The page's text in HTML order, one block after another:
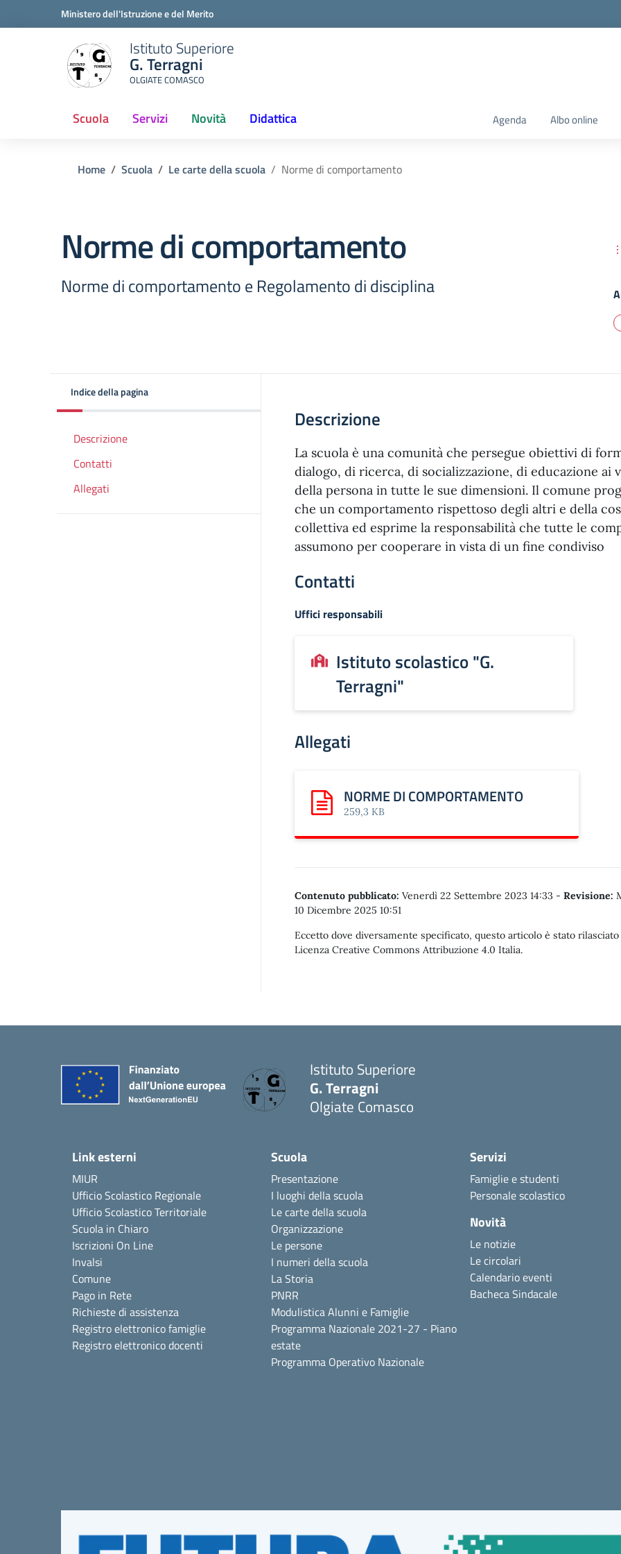
Ministero dell'Istruzione e del Merito
Istituto Superiore
G. Terragni
OLGIATE COMASCO
Scuola Servizi Novità
(current) Didattica Agenda Albo online
Home Scuola Le carte della scuola Norme di comportamento
Norme di comportamento
Norme di comportamento e Regolamento di disciplina
Indice della pagina
Descrizione
Contatti
Allegati
Descrizione
La scuola è una comunità che persegue obiettivi di
dialogo, di ricerca, di socializzazione, di educazione
della persona in tutte le sue dimensioni. Il comune
che un comportamento rispettoso degli altri e della
collettiva ed esprime la responsabilità che tutte le
assumono per cooperare in vista di un fine condiviso
Contatti
Uffici responsabili
Istituto scolastico "G.
Terragni"
Allegati
Scarica: NORME DI COMPORTAMENTO
NORME DI COMPORTAMENTO
259,3 KB
Contenuto pubblicato: Venerdì 22 Settembre 2023 14:33 - Revisione:
10 Dicembre 2025 10:51
Eccetto dove diversamente specificato, questo articolo è stato
Licenza Creative Commons Attribuzione 4.0 Italia.
Istituto Superiore
G. Terragni
Olgiate Comasco
Link esterni
MIUR
Ufficio Scolastico Regionale
Ufficio Scolastico Territoriale
Scuola in Chiaro
Iscrizioni On Line
Invalsi
Comune
Pago in Rete
Richieste di assistenza
Registro elettronico famiglie
Registro elettronico docenti
Scuola
Presentazione
I luoghi della scuola
Le carte della scuola
Organizzazione
Le persone
I numeri della scuola
La Storia
PNRR
Modulistica Alunni e Famiglie
Programma Nazionale 2021-27 - Piano
estate
Programma Operativo Nazionale
Servizi
Famiglie e studenti
Personale scolastico
Novità
Le notizie
Le circolari
Calendario eventi
Bacheca Sindacale